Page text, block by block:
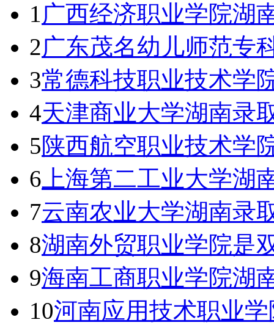
1广西经济职业学院湖
2广东茂名幼儿师范专
3常德科技职业技术学
4天津商业大学湖南录
5陕西航空职业技术学
6 上海第二工业大学湖
7云南农业大学湖南录
8湖南外贸职业学院是
9海南工商职业学院湖
10河南应用技术职业